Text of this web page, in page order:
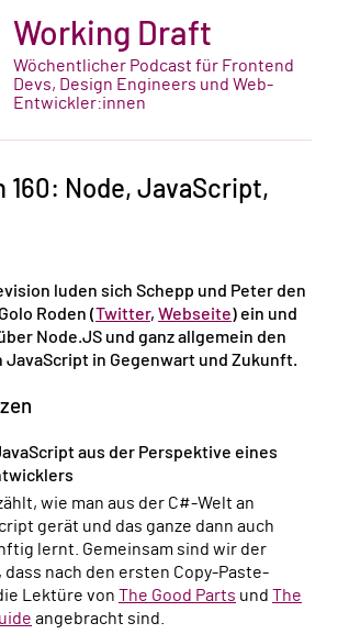
Working Draft
Wöchentlicher Podcast für Frontend
Devs, Design Engineers und Web-
Entwickler:innen
160: Node, JavaScript,
luden sich Schepp und Peter den
Roden (Twitter, Webseite) ein und
Node.JS und ganz allgemein den
JavaScript in Gegenwart und Zukunft.
aus der Perspektive eines
wie man aus der C#-Welt an
gerät und das ganze dann auch
lernt. Gemeinsam sind wir der
nach den ersten Copy-Paste-
Lektüre von The Good Parts und The
angebracht sind.